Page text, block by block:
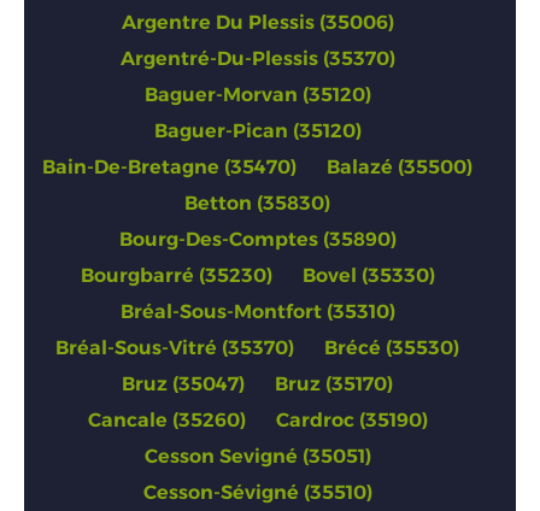
Argentre Du Plessis (35006)
Argentré-Du-Plessis (35370)
Baguer-Morvan (35120)
Baguer-Pican (35120)
Bain-De-Bretagne (35470)
Balazé (35500)
Betton (35830)
Bourg-Des-Comptes (35890)
Bourgbarré (35230)
Bovel (35330)
Bréal-Sous-Montfort (35310)
Bréal-Sous-Vitré (35370)
Brécé (35530)
Bruz (35047)
Bruz (35170)
Cancale (35260)
Cardroc (35190)
Cesson Sevigné (35051)
Cesson-Sévigné (35510)